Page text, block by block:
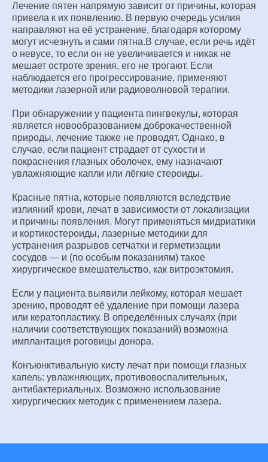
Лечение пятен напрямую зависит от причины, которая
привела к их появлению. В первую очередь усилия
направляют на её устранение, благодаря которому
могут исчезнуть и сами пятна.В случае, если речь идёт
о невусе, то если он не увеличивается и никак не
мешает остроте зрения, его не трогают. Если
наблюдается его прогрессирование, применяют
методики лазерной или радиоволновой терапии.
При обнаружении у пациента пингвекулы, которая
является новообразованием доброкачественной
природы, лечение также не проводят. Однако, в
случае, если пациент страдает от сухости и
покраснения глазных оболочек, ему назначают
увлажняющие капли или лёгкие стероиды.
Красные пятна, которые появляются вследствие
излияний крови, лечат в зависимости от локализации
и причины появления. Могут применяться мидриатики
и кортикостероиды, лазерные методики для
устранения разрывов сетчатки и герметизации
сосудов — и (по особым показаниям) такое
хирургическое вмешательство, как витроэктомия.
Если у пациента выявили лейкому, которая мешает
зрению, проводят её удаление при помощи лазера
или кератопластику. В определённых случаях (при
наличии соответствующих показаний) возможна
имплантация роговицы донора.
Конъюнктивальную кисту лечат при помощи глазных
капель: увлажняющих, противовоспалительных,
антибактериальных. Возможно использование
хирургических методик с применением лазера.